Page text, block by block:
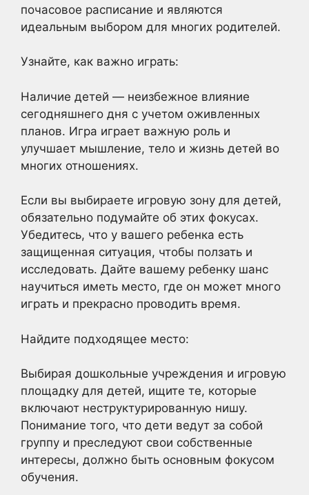
почасовое расписание и являются
идеальным выбором для многих родителей.
Узнайте, как важно играть:
Наличие детей — неизбежное влияние
сегодняшнего дня с учетом оживленных
планов. Игра играет важную роль и
улучшает мышление, тело и жизнь детей во
многих отношениях.
Если вы выбираете игровую зону для детей,
обязательно подумайте об этих фокусах.
Убедитесь, что у вашего ребенка есть
защищенная ситуация, чтобы ползать и
исследовать. Дайте вашему ребенку шанс
научиться иметь место, где он может много
играть и прекрасно проводить время.
Найдите подходящее место:
Выбирая дошкольные учреждения и игровую
площадку для детей, ищите те, которые
включают неструктурированную нишу.
Понимание того, что дети ведут за собой
группу и преследуют свои собственные
интересы, должно быть основным фокусом
обучения.